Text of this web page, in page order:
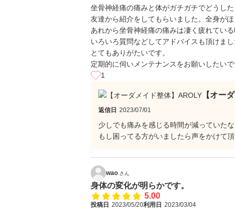
坐骨神経痛の痛みと体がガチガチでどうした
友達から紹介をしてもらいました。全身がほ
あれから坐骨神経痛の痛みは凄く疲れている
いろいろ質問などしてアドバイスも頂けまし
とてもありがたいです。
定期的に伺いメンテナンスをお願いしたいで
1
【オー
返信日 2023/07/01
少しでも痛みを感じる時間が減っていたな
もし困ってる方がいましたら声をかけて頂
wao さん
身体の変化が明らかです。
5.00
投稿日 2023/05/20利用日 2023/03/04